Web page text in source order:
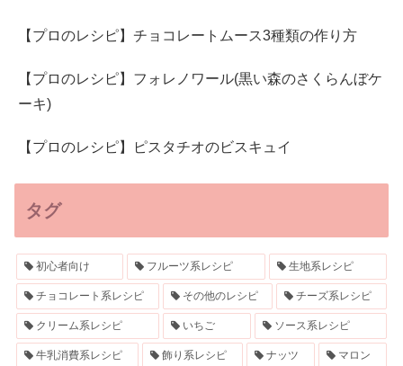
【プロのレシピ】チョコレートムース3種類の作り方
【プロのレシピ】フォレノワール(黒い森のさくらんぼケ
ーキ)
【プロのレシピ】ピスタチオのビスキュイ
タグ
初心者向け フルーツ系レシピ 生地系レシピ
チョコレート系レシピ その他のレシピ チーズ系レシピ
クリーム系レシピ いちご ソース系レシピ
牛乳消費系レシピ 飾り系レシピ ナッツ マロン